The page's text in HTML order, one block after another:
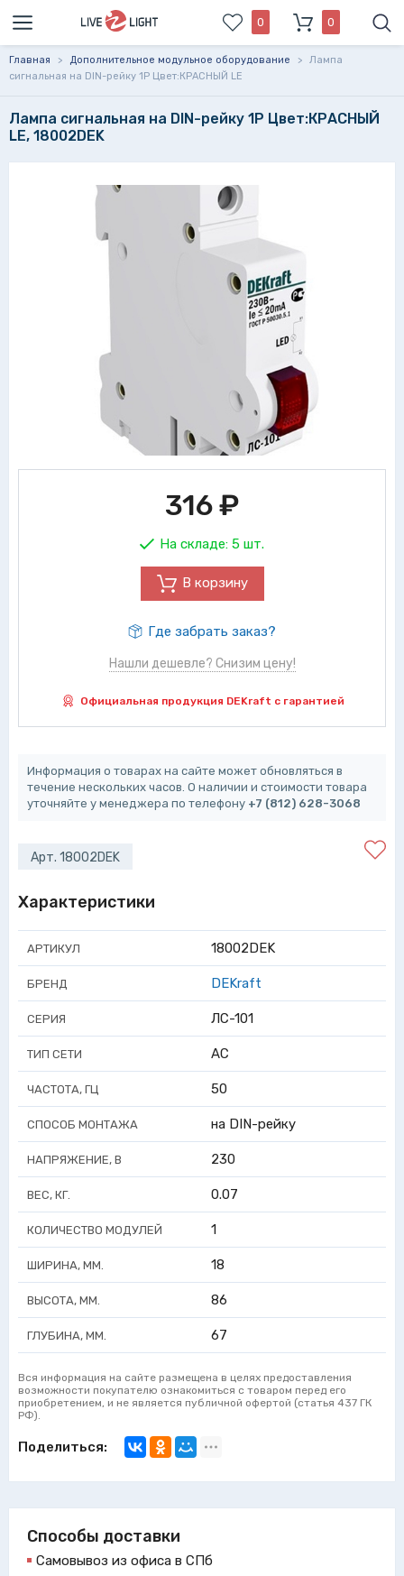
0 0
Главная > Дополнительное модульное оборудование >
Лампа
сигнальная на DIN-рейку 1P Цвет:КРАСНЫЙ LE
Лампа сигнальная на DIN-рейку 1P Цвет:КРАСНЫЙ
LE, 18002DEK
316₽
На складе: 5 шт.
В корзину
Где забрать заказ?
Нашли дешевле? Снизим цену!
Официальная продукция DEKraft с гарантией
Информация о товарах на сайте может обновляться в
течение нескольких часов. О наличии и стоимости товара
уточняйте у менеджера по телефону +7 (812) 628-3068
Арт. 18002DEK
Характеристики
АРТИКУЛ 18002DEK
БРЕНД DEKraft
СЕРИЯ ЛС-101
ТИП СЕТИ AC
ЧАСТОТА, ГЦ 50
СПОСОБ МОНТАЖА на DIN-рейку
НАПРЯЖЕНИЕ, В 230
ВЕС, КГ. 0.07
КОЛИЧЕСТВО МОДУЛЕЙ 1
ШИРИНА, ММ. 18
ВЫСОТА, ММ. 86
ГЛУБИНА, ММ. 67
Вся информация на сайте размещена в целях предоставления
возможности покупателю ознакомиться с товаром перед его
приобретением, и не является публичной офертой (статья 437 ГК
РФ).
Поделиться:
Способы доставки
Самовывоз из офиса в СПб